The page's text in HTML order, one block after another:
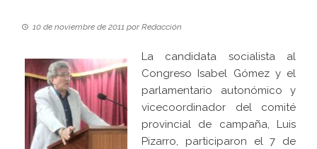
10 de noviembre de 2011 porRedacción
La candidata socialista al
Congreso Isabel Gómez y el
parlamentario autonómico y
vicecoordinador del comité
provincial de campaña, Luis
Pizarro, participaron el 7 de